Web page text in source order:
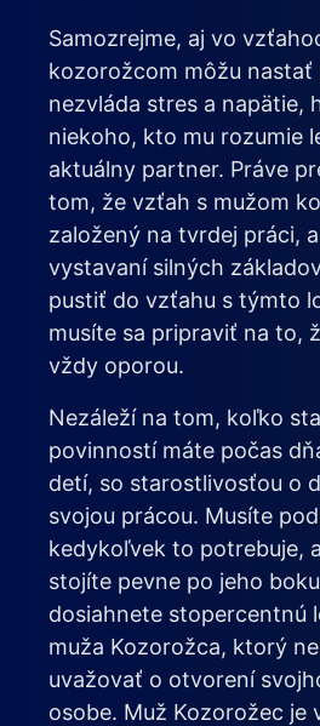
Samozrejme, aj vo
kozorožcom môžu nastať
nezvláda stres a napätie,
niekoho, kto mu rozumie
aktuálny partner. Práve
tom, že vzťah s mužom
založený na tvrdej práci,
vystavaní silných
pustiť do vzťahu s týmto
musíte sa pripraviť na to,
vždy oporou.
Nezáleží na tom, koľko
povinností máte počas
detí, so starostlivosťou o
svojou prácou. Musíte
kedykoľvek to potrebuje,
stojíte pevne po jeho
dosiahnete stopercentnú
muža Kozorožca, ktorý
uvažovať o otvorení
osobe. Muž Kozorožec je